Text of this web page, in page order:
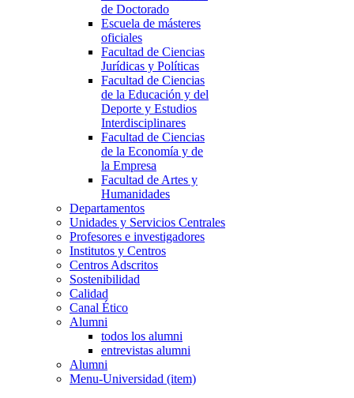
de Doctorado
Escuela de másteres
oficiales
Facultad de Ciencias
Jurídicas y Políticas
Facultad de Ciencias
de la Educación y del
Deporte y Estudios
Interdisciplinares
Facultad de Ciencias
de la Economía y de
la Empresa
Facultad de Artes y
Humanidades
Departamentos
Unidades y Servicios Centrales
Profesores e investigadores
Institutos y Centros
Centros Adscritos
Sostenibilidad
Calidad
Canal Ético
Alumni
todos los alumni
entrevistas alumni
Alumni
Menu-Universidad (item)